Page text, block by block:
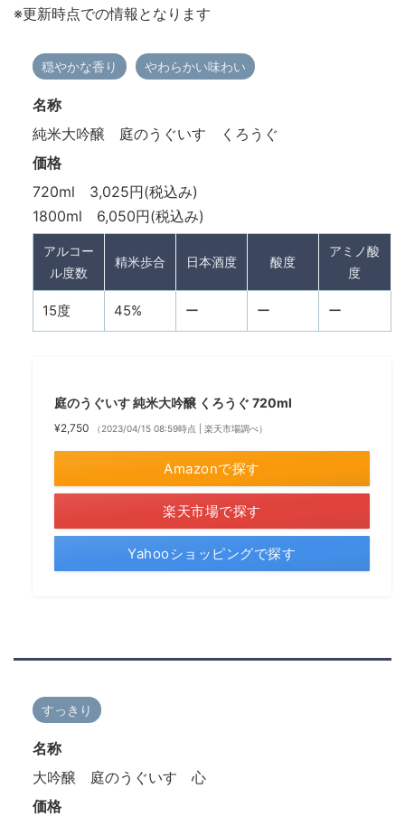
※更新時点での情報となります
穏やかな香り やわらかい味わい
名称
純米大吟醸 庭のうぐいす くろうぐ
価格
720ml 3,025円(税込み)
1800ml 6,050円(税込み)
アルコー
ル度数
精米歩合 日本酒度 酸度
アミノ酸
度
15度 45% ー ー ー
庭のうぐいす 純米大吟醸 くろうぐ 720ml
¥2,750 （2023/04/15 08:59時点 | 楽天市場調べ）
Amazonで探す
楽天市場で探す
Yahooショッピングで探す
すっきり
名称
大吟醸 庭のうぐいす 心
価格